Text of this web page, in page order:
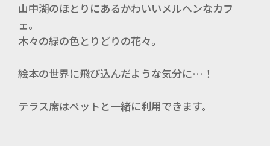
山中湖のほとりにあるかわいいメルヘンなカフ
ェ。
木々の緑の色とりどりの花々。
絵本の世界に飛び込んだような気分に…！
テラス席はペットと一緒に利用できます。